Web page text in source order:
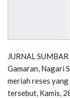
JURNAL
Gamaran, Nagari
meriah reses
tersebut, Kamis,